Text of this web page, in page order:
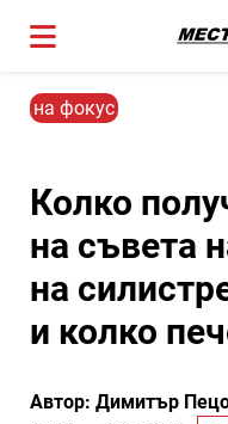
на фокус
Колко
на съвета
на
и колко
Автор: Димитър